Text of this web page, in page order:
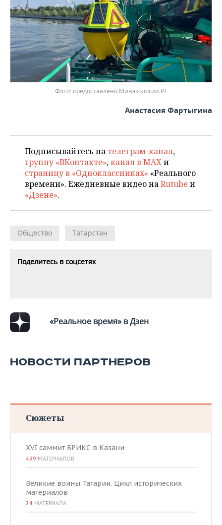
предоставлено Минэкологии РТ
Анастасия Фартыгина
Подписывайтесь на телеграм-канал,
группу «ВКонтакте»,канал в MAXи
страницу в «Одноклассниках» «Реального
времени». Ежедневные видео наRutube и
«Дзене».
Общество Татарстан
Поделитесь в соцсетях
«Реальное время» в Дзен
НОВОСТИ ПАРТНЕРОВ
Сюжеты
XVI саммит БРИКС в Казани
499 МАТЕРИАЛОВ
Великие воины Татарии. Цикл исторических
материалов
24 МАТЕРИАЛА